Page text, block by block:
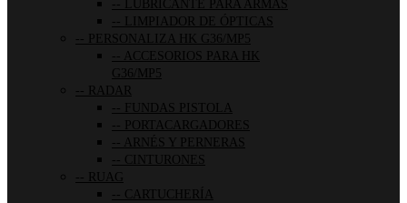
LUBRICANTE PARA ARMAS
LIMPIADOR DE ÓPTICAS
PERSONALIZA HK G36/MP5
ACCESORIOS PARA HK
G36/MP5
RADAR
FUNDAS PISTOLA
PORTACARGADORES
ARNÉS Y PERNERAS
CINTURONES
RUAG
CARTUCHERÍA